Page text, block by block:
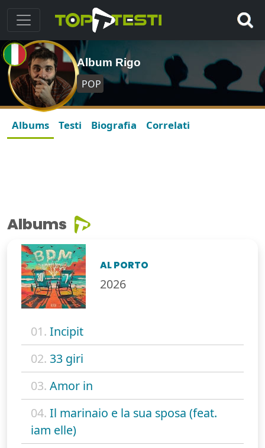
Album Rigo
POP
Albums Testi Biografia Correlati
Albums
AL PORTO
2026
01. Incipit
02. 33 giri
03. Amor in
04. Il marinaio e la sua sposa (feat.
iam elle)